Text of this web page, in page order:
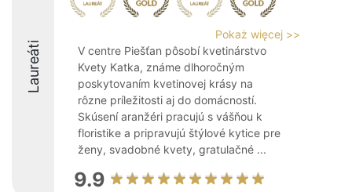
Laureáti
Pokaż więcej >>
V centre Piešťan pôsobí kvetinárstvo
Kvety Katka, známe dlhoročným
poskytovaním kvetinovej krásy na
rôzne príležitosti aj do domácností.
Skúsení aranžéri pracujú s vášňou k
floristike a pripravujú štýlové kytice pre
ženy, svadobné kvety, gratulačné ...
9.9